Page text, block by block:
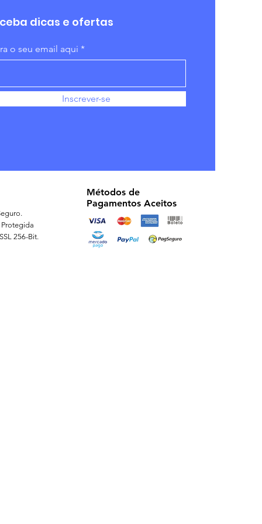
dicas e ofertas
o seu email aqui
Inscrever-se
Protegida
256-Bit.
Métodos de
Pagamentos Aceitos
e comemorações com brindes customizados